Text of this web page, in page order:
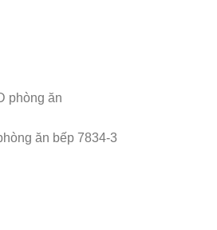
ăn bếp 7834-3